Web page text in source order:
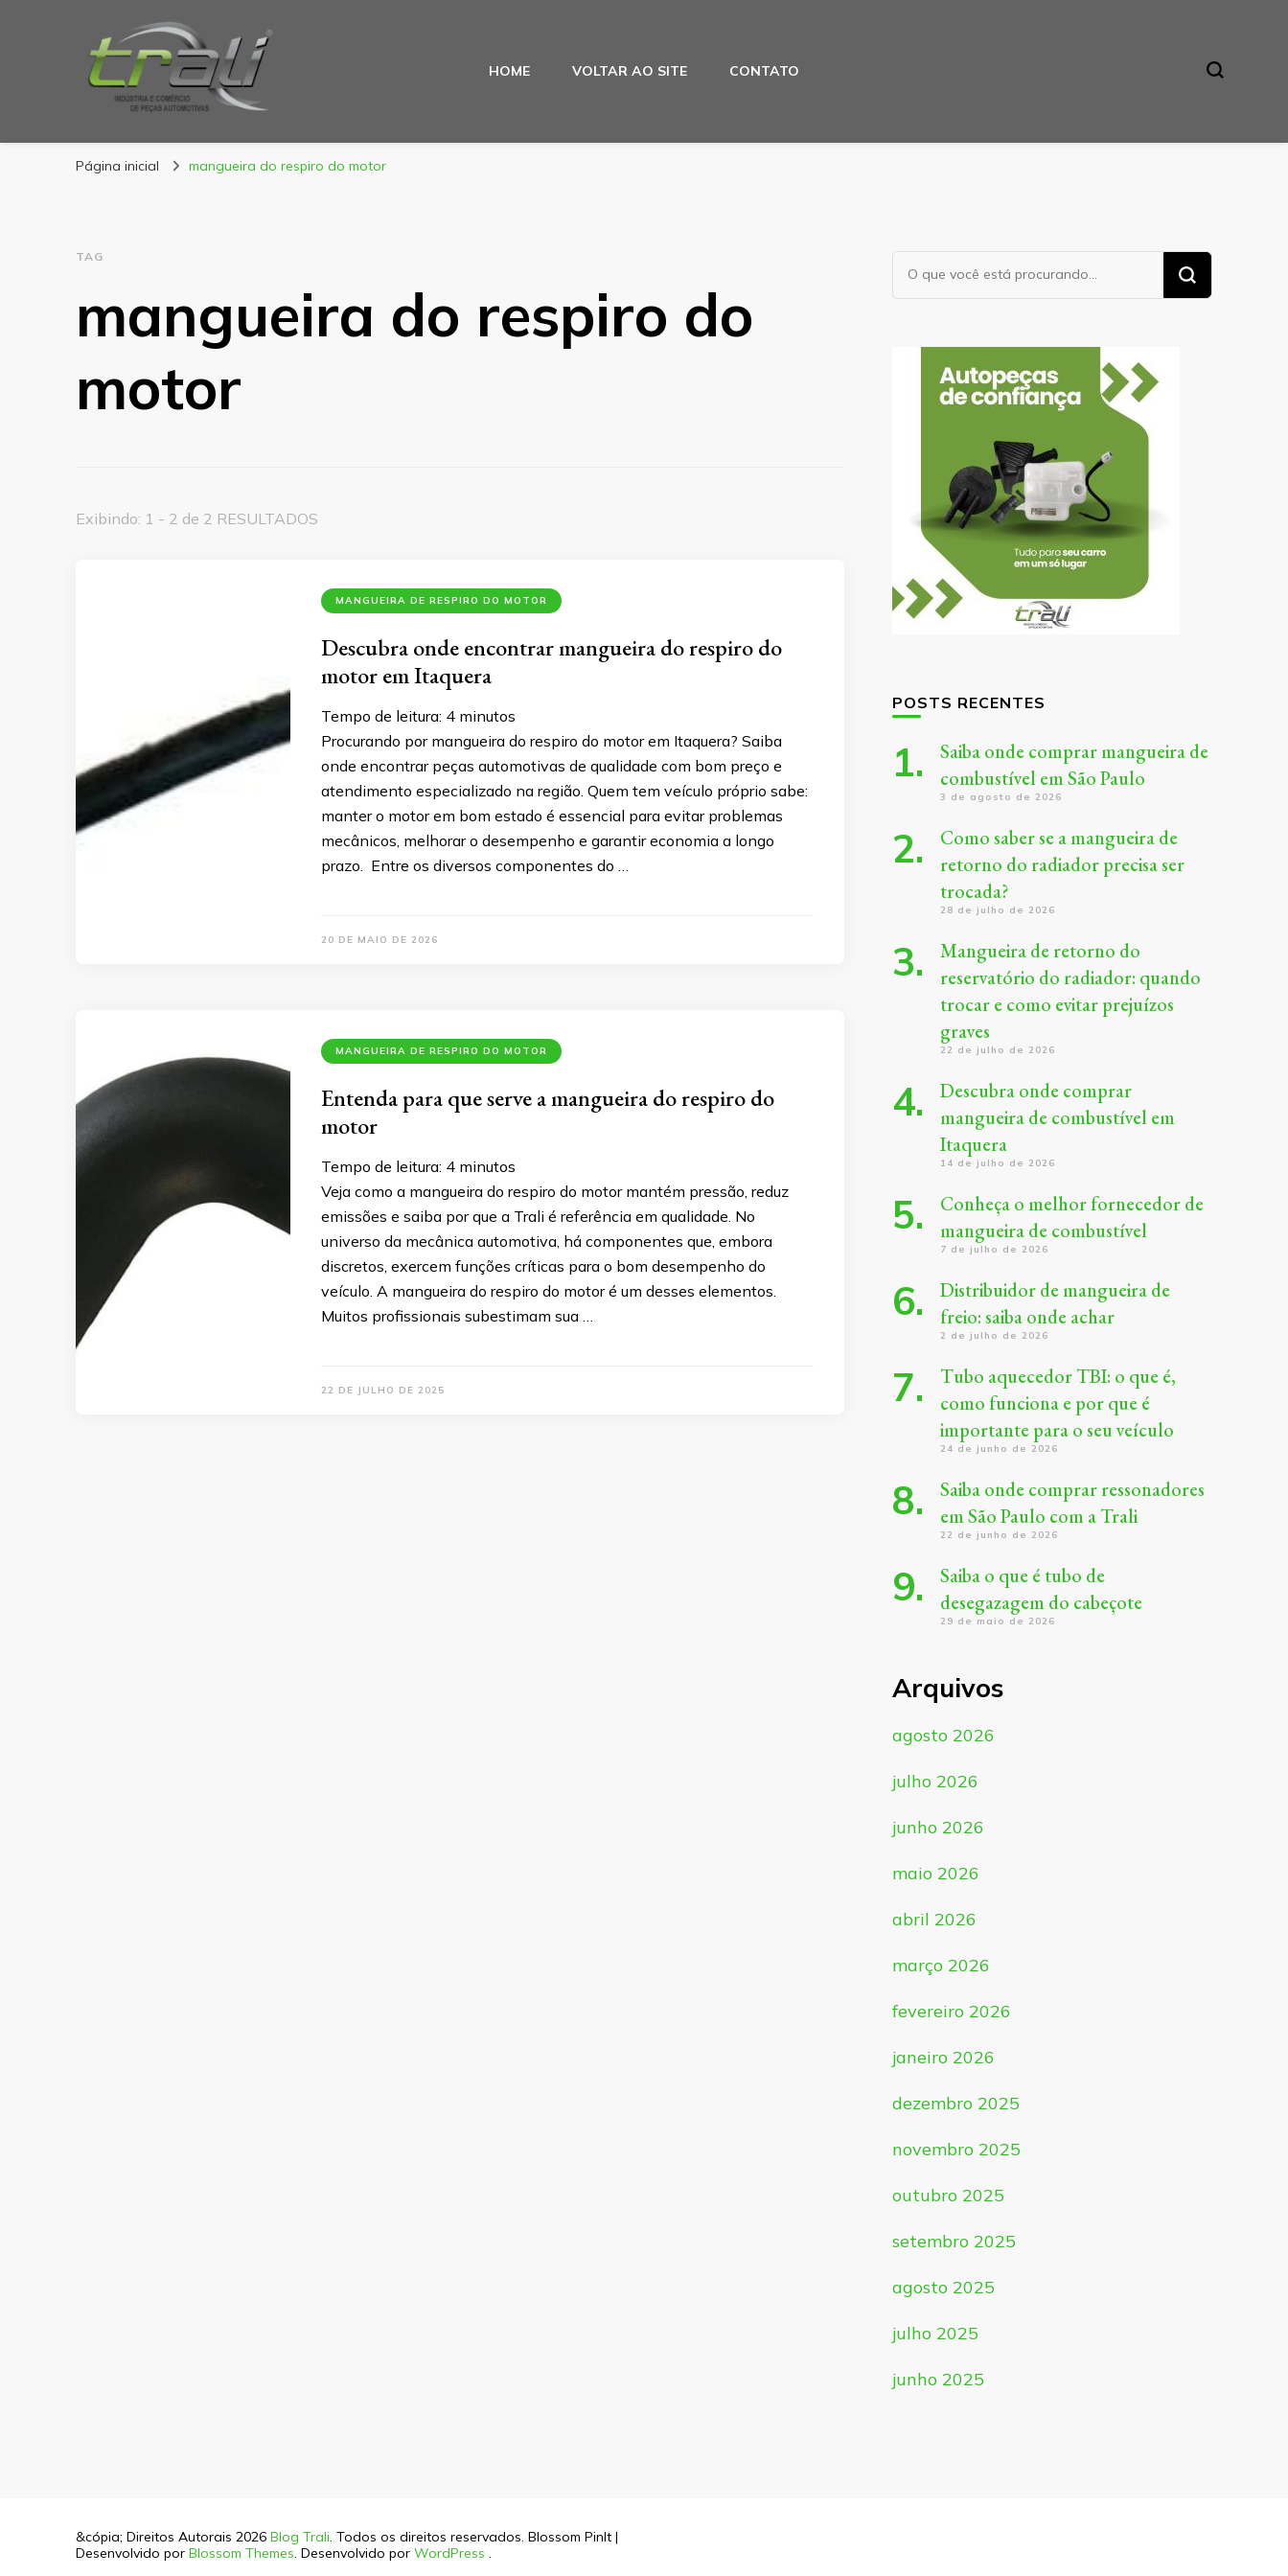
Blog Trali
Tudo sobre seu veículo!
HOME VOLTAR AO SITE CONTATO
Página inicial mangueira do respiro do motor
TAG
mangueira do respiro do
motor
Exibindo: 1 - 2 de 2 RESULTADOS
MANGUEIRA DE RESPIRO DO MOTOR
Descubra onde encontrar mangueira do respiro do
motor em Itaquera
Tempo de leitura: 4 minutos
Procurando por mangueira do respiro do motor em Itaquera? Saiba
onde encontrar peças automotivas de qualidade com bom preço e
atendimento especializado na região. Quem tem veículo próprio sabe:
manter o motor em bom estado é essencial para evitar problemas
mecânicos, melhorar o desempenho e garantir economia a longo
prazo. Entre os diversos componentes do …
20 DE MAIO DE 2026
MANGUEIRA DE RESPIRO DO MOTOR
Entenda para que serve a mangueira do respiro do
motor
Tempo de leitura: 4 minutos
Veja como a mangueira do respiro do motor mantém pressão, reduz
emissões e saiba por que a Trali é referência em qualidade. No
universo da mecânica automotiva, há componentes que, embora
discretos, exercem funções críticas para o bom desempenho do
veículo. A mangueira do respiro do motor é um desses elementos.
Muitos profissionais subestimam sua …
22 DE JULHO DE 2025
Procurando
algo?
POSTS RECENTES
Saiba onde comprar mangueira de
combustível em São Paulo
3 de agosto de 2026
Como saber se a mangueira de
retorno do radiador precisa ser
trocada?
28 de julho de 2026
Mangueira de retorno do
reservatório do radiador: quando
trocar e como evitar prejuízos
graves
22 de julho de 2026
Descubra onde comprar
mangueira de combustível em
Itaquera
14 de julho de 2026
Conheça o melhor fornecedor de
mangueira de combustível
7 de julho de 2026
Distribuidor de mangueira de
freio: saiba onde achar
2 de julho de 2026
Tubo aquecedor TBI: o que é,
como funciona e por que é
importante para o seu veículo
24 de junho de 2026
Saiba onde comprar ressonadores
em São Paulo com a Trali
22 de junho de 2026
Saiba o que é tubo de
desegazagem do cabeçote
29 de maio de 2026
Arquivos
agosto 2026
julho 2026
junho 2026
maio 2026
abril 2026
março 2026
fevereiro 2026
janeiro 2026
dezembro 2025
novembro 2025
outubro 2025
setembro 2025
agosto 2025
julho 2025
junho 2025
&cópia; Direitos Autorais 2026 Blog Trali. Todos os direitos reservados. Blossom PinIt |
Desenvolvido por Blossom Themes. Desenvolvido por WordPress .